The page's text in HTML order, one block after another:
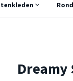
Rond
Dreamy